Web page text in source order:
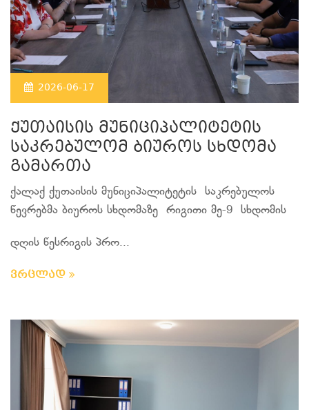
2026-06-17
ქუთაისის მუნიციპალიტეტის
საკრებულომ ბიუროს სხდომა
გამართა
ქალაქ ქუთაისის მუნიციპალიტეტის საკრებულოს
წევრებმა ბიუროს სხდომაზე რიგითი მე-9 სხდომის
დღის წესრიგის პრო...
ვრცლად